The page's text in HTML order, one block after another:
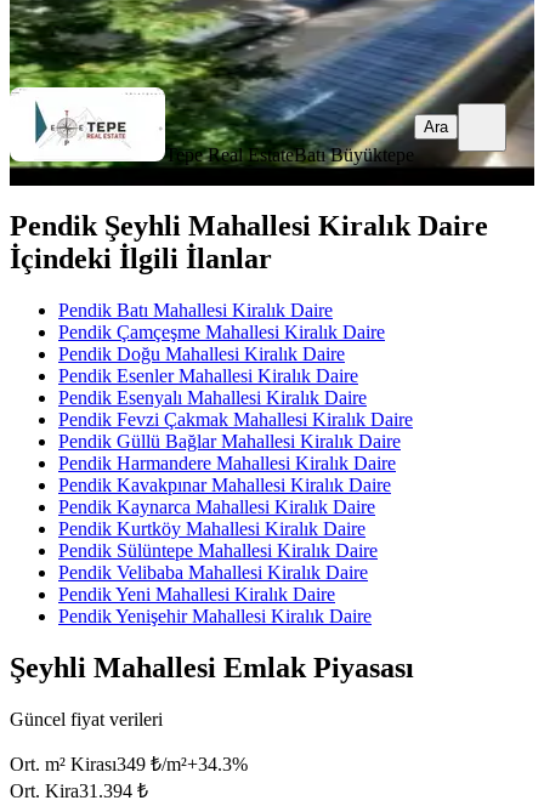
Tepe Real EstateBatı Büyüktepe
Ara
Tepe Real EstateBatı Büyüktepe
Ara
Pendik Şeyhli Mahallesi Kiralık Daire
İçindeki İlgili İlanlar
Pendik Batı Mahallesi Kiralık Daire
Pendik Çamçeşme Mahallesi Kiralık Daire
Pendik Doğu Mahallesi Kiralık Daire
Pendik Esenler Mahallesi Kiralık Daire
Pendik Esenyalı Mahallesi Kiralık Daire
Pendik Fevzi Çakmak Mahallesi Kiralık Daire
Pendik Güllü Bağlar Mahallesi Kiralık Daire
Pendik Harmandere Mahallesi Kiralık Daire
Pendik Kavakpınar Mahallesi Kiralık Daire
Pendik Kaynarca Mahallesi Kiralık Daire
Pendik Kurtköy Mahallesi Kiralık Daire
Pendik Sülüntepe Mahallesi Kiralık Daire
Pendik Velibaba Mahallesi Kiralık Daire
Pendik Yeni Mahallesi Kiralık Daire
Pendik Yenişehir Mahallesi Kiralık Daire
Şeyhli Mahallesi Emlak Piyasası
Güncel fiyat verileri
Ort. m² Kirası349 ₺/m²+34.3%
Ort. Kira31.394 ₺